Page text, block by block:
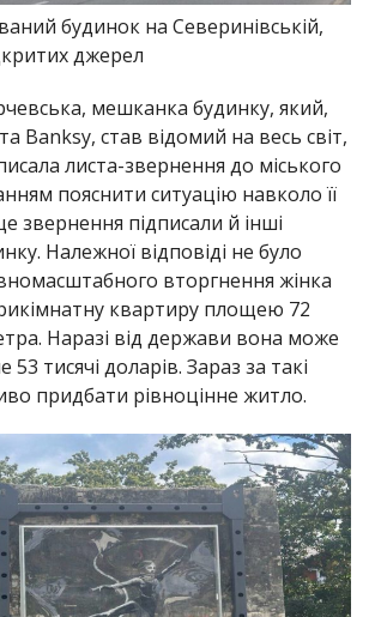
будинок на Северинівській,
джерел
мешканка будинку, який,
Banksy, став відомий на весь світ,
листа-звернення до міського
пояснити ситуацію навколо її
звернення підписали й інші
Належної відповіді не було
вторгнення жінка
квартиру площею 72
Наразі від держави вона може
тисячі доларів. Зараз за такі
придбати рівноцінне житло.